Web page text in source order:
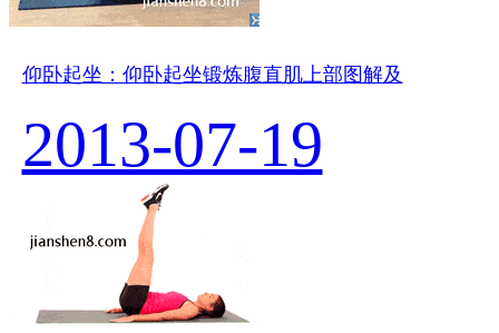
仰卧起坐：仰卧起坐锻炼腹直肌上部图解及
2013-07-19